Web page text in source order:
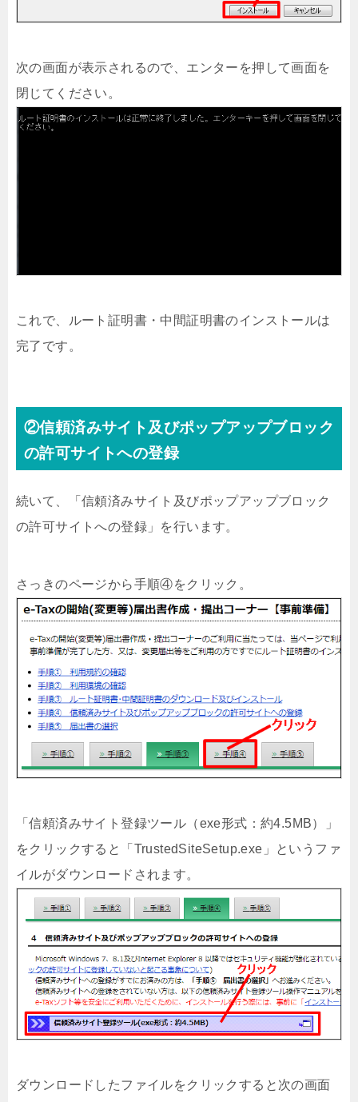
次の画面が表示されるので、エンターを押して画面を
閉じてください。
これで、ルート証明書・中間証明書のインストールは
完了です。
②信頼済みサイト及びポップアップブロック
の許可サイトへの登録
続いて、「信頼済みサイト及びポップアップブロック
の許可サイトへの登録」を行います。
さっきのページから手順④をクリック。
「信頼済みサイト登録ツール（exe形式：約4.5MB）」
をクリックすると「TrustedSiteSetup.exe」というファ
イルがダウンロードされます。
ダウンロードしたファイルをクリックすると次の画面